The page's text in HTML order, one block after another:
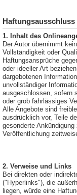
Haftungsausschluss
1. Inhalt des
Der Autor übernimmt
Vollständigkeit oder
Haftungsansprüche
oder ideeller Art
dargebotenen
unvollständiger
ausgeschlossen, sofern
oder grob fahrlässiges
Alle Angebote sind
ausdrücklich vor, Teile
gesonderte
Veröffentlichung
2. Verweise und Links
Bei direkten oder
("Hyperlinks"), die
liegen, würde eine